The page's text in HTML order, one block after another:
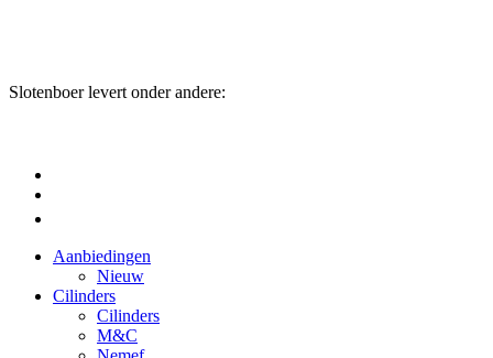
Slotenboer levert onder andere:
Aanbiedingen
Nieuw
Cilinders
Cilinders
M&C